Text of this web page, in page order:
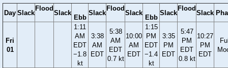
Day Slack
Flood
Slack
Ebb
Slack
Flood
Slack
Ebb
Slack
Flood
Slack
Fri
01
1:11
AM
EDT
−1.8
kt
3:38
AM
EDT
5:38
AM
EDT
0.7 kt
10:00
AM
EDT
1:15
PM
EDT
−1.4
kt
3:35
PM
EDT
5:47
PM
EDT
0.8 kt
10:27
PM
EDT